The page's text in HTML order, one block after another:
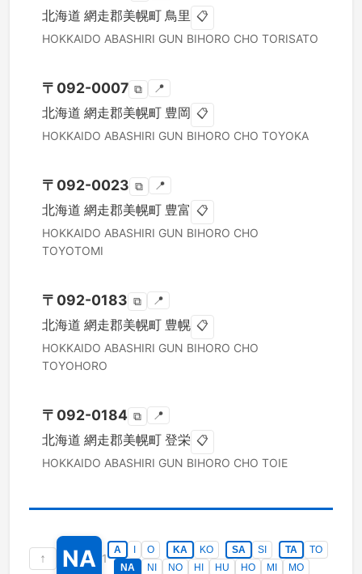
北海道 網走郡美幌町 鳥里 📋
HOKKAIDO ABASHIRI GUN BIHORO CHO TORISATO
〒 092-0007 ⧉ 📍
北海道 網走郡美幌町 豊岡 📋
HOKKAIDO ABASHIRI GUN BIHORO CHO TOYOKA
〒 092-0023 ⧉ 📍
北海道 網走郡美幌町 豊富 📋
HOKKAIDO ABASHIRI GUN BIHORO CHO
TOYOTOMI
〒 092-0183 ⧉ 📍
北海道 網走郡美幌町 豊幌 📋
HOKKAIDO ABASHIRI GUN BIHORO CHO
TOYOHORO
〒 092-0184 ⧉ 📍
北海道 網走郡美幌町 登栄 📋
HOKKAIDO ABASHIRI GUN BIHORO CHO TOIE
↑ NA 1
A O KA KO SA SI TA
TO
NA
NI NO HI HU HO MI MO